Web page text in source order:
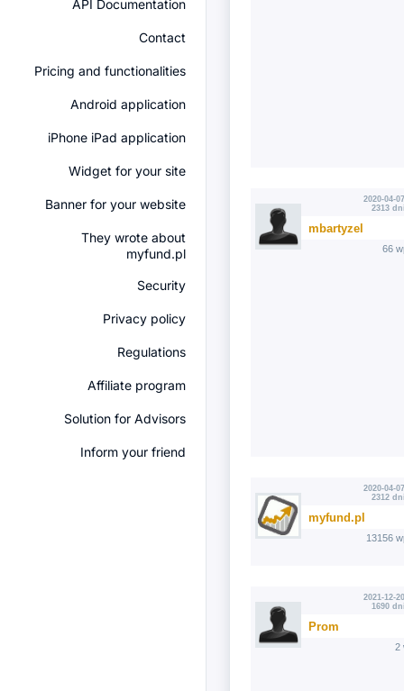
API Documentation
Contact
Pricing and functionalities
Android application
iPhone iPad application
Widget for your site
Banner for your website
They wrote about
myfund.pl
Security
Privacy policy
Regulations
Affiliate program
Solution for Advisors
Inform your friend
2020-04-
2313
mbartyzel
66
2020-04-
2312
myfund.pl
13156
2021-12-
1690
Prom
2